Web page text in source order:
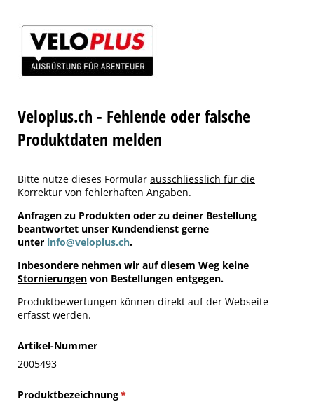
Veloplus.ch - Fehlende oder falsche
Produktdaten melden
Bitte nutze dieses Formular ausschliesslich für die
Korrektur von fehlerhaften Angaben.
Anfragen zu Produkten oder zu deiner Bestellung
beantwortet unser Kundendienst gerne
unter info@veloplus.ch.
Inbesondere nehmen wir auf diesem Weg keine
Stornierungen von Bestellungen entgegen.
Produktbewertungen können direkt auf der Webseite
erfasst werden.
Artikel-Nummer
2005493
Produktbezeichnung*
(erforderlich)